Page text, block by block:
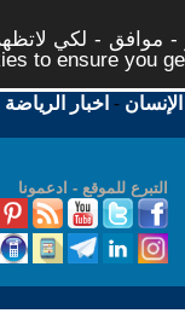
موافق - لكي
to ensure you
- اخبار الرياضة
التبرع للموقع - ادعمونا